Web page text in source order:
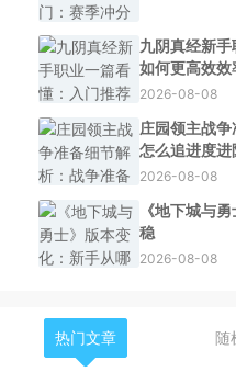
九阴真经新
如何更高效效
2026-08-08
庄园领主战
怎么追进度进
2026-08-08
《地下城与
稳
2026-08-08
热门文章 随